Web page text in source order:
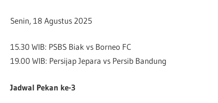
Senin, 18 Agustus 2025
15.30 WIB: PSBS Biak vs Borneo FC
19.00 WIB: Persijap Jepara vs Persib Bandung
Jadwal Pekan ke-3